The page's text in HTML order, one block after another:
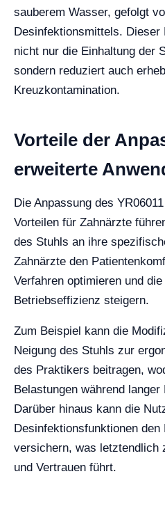
sauberem Wasser, gefolgt
Desinfektionsmittels. Dieser
nicht nur die Einhaltung der
sondern reduziert auch
Kreuzkontamination.
Vorteile der
erweiterte
Die Anpassung des
Vorteilen für Zahnärzte
des Stuhls an ihre
Zahnärzte den
Verfahren optimieren und
Betriebseffizienz steigern.
Zum Beispiel kann die
Neigung des Stuhls zur
des Praktikers beitragen,
Belastungen während
Darüber hinaus kann die
Desinfektionsfunktionen
versichern, was letztendlich
und Vertrauen führt.